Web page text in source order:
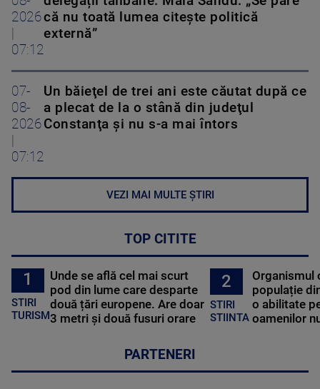
2026
07:12
că nu toată lumea citește politică
externă”
07-
08-
2026
07:12
Un băieţel de trei ani este căutat după ce
a plecat de la o stână din judeţul
Constanţa şi nu s-a mai întors
VEZI MAI MULTE ȘTIRI
TOP CITITE
1
STIRI
TURISM
Unde se află cel mai scurt
pod din lume care desparte
două țări europene. Are doar
3 metri și două fusuri orare
2
STIRI
STIINTA
Organismul
populație
o abilitate
oamenilor
PARTENERI